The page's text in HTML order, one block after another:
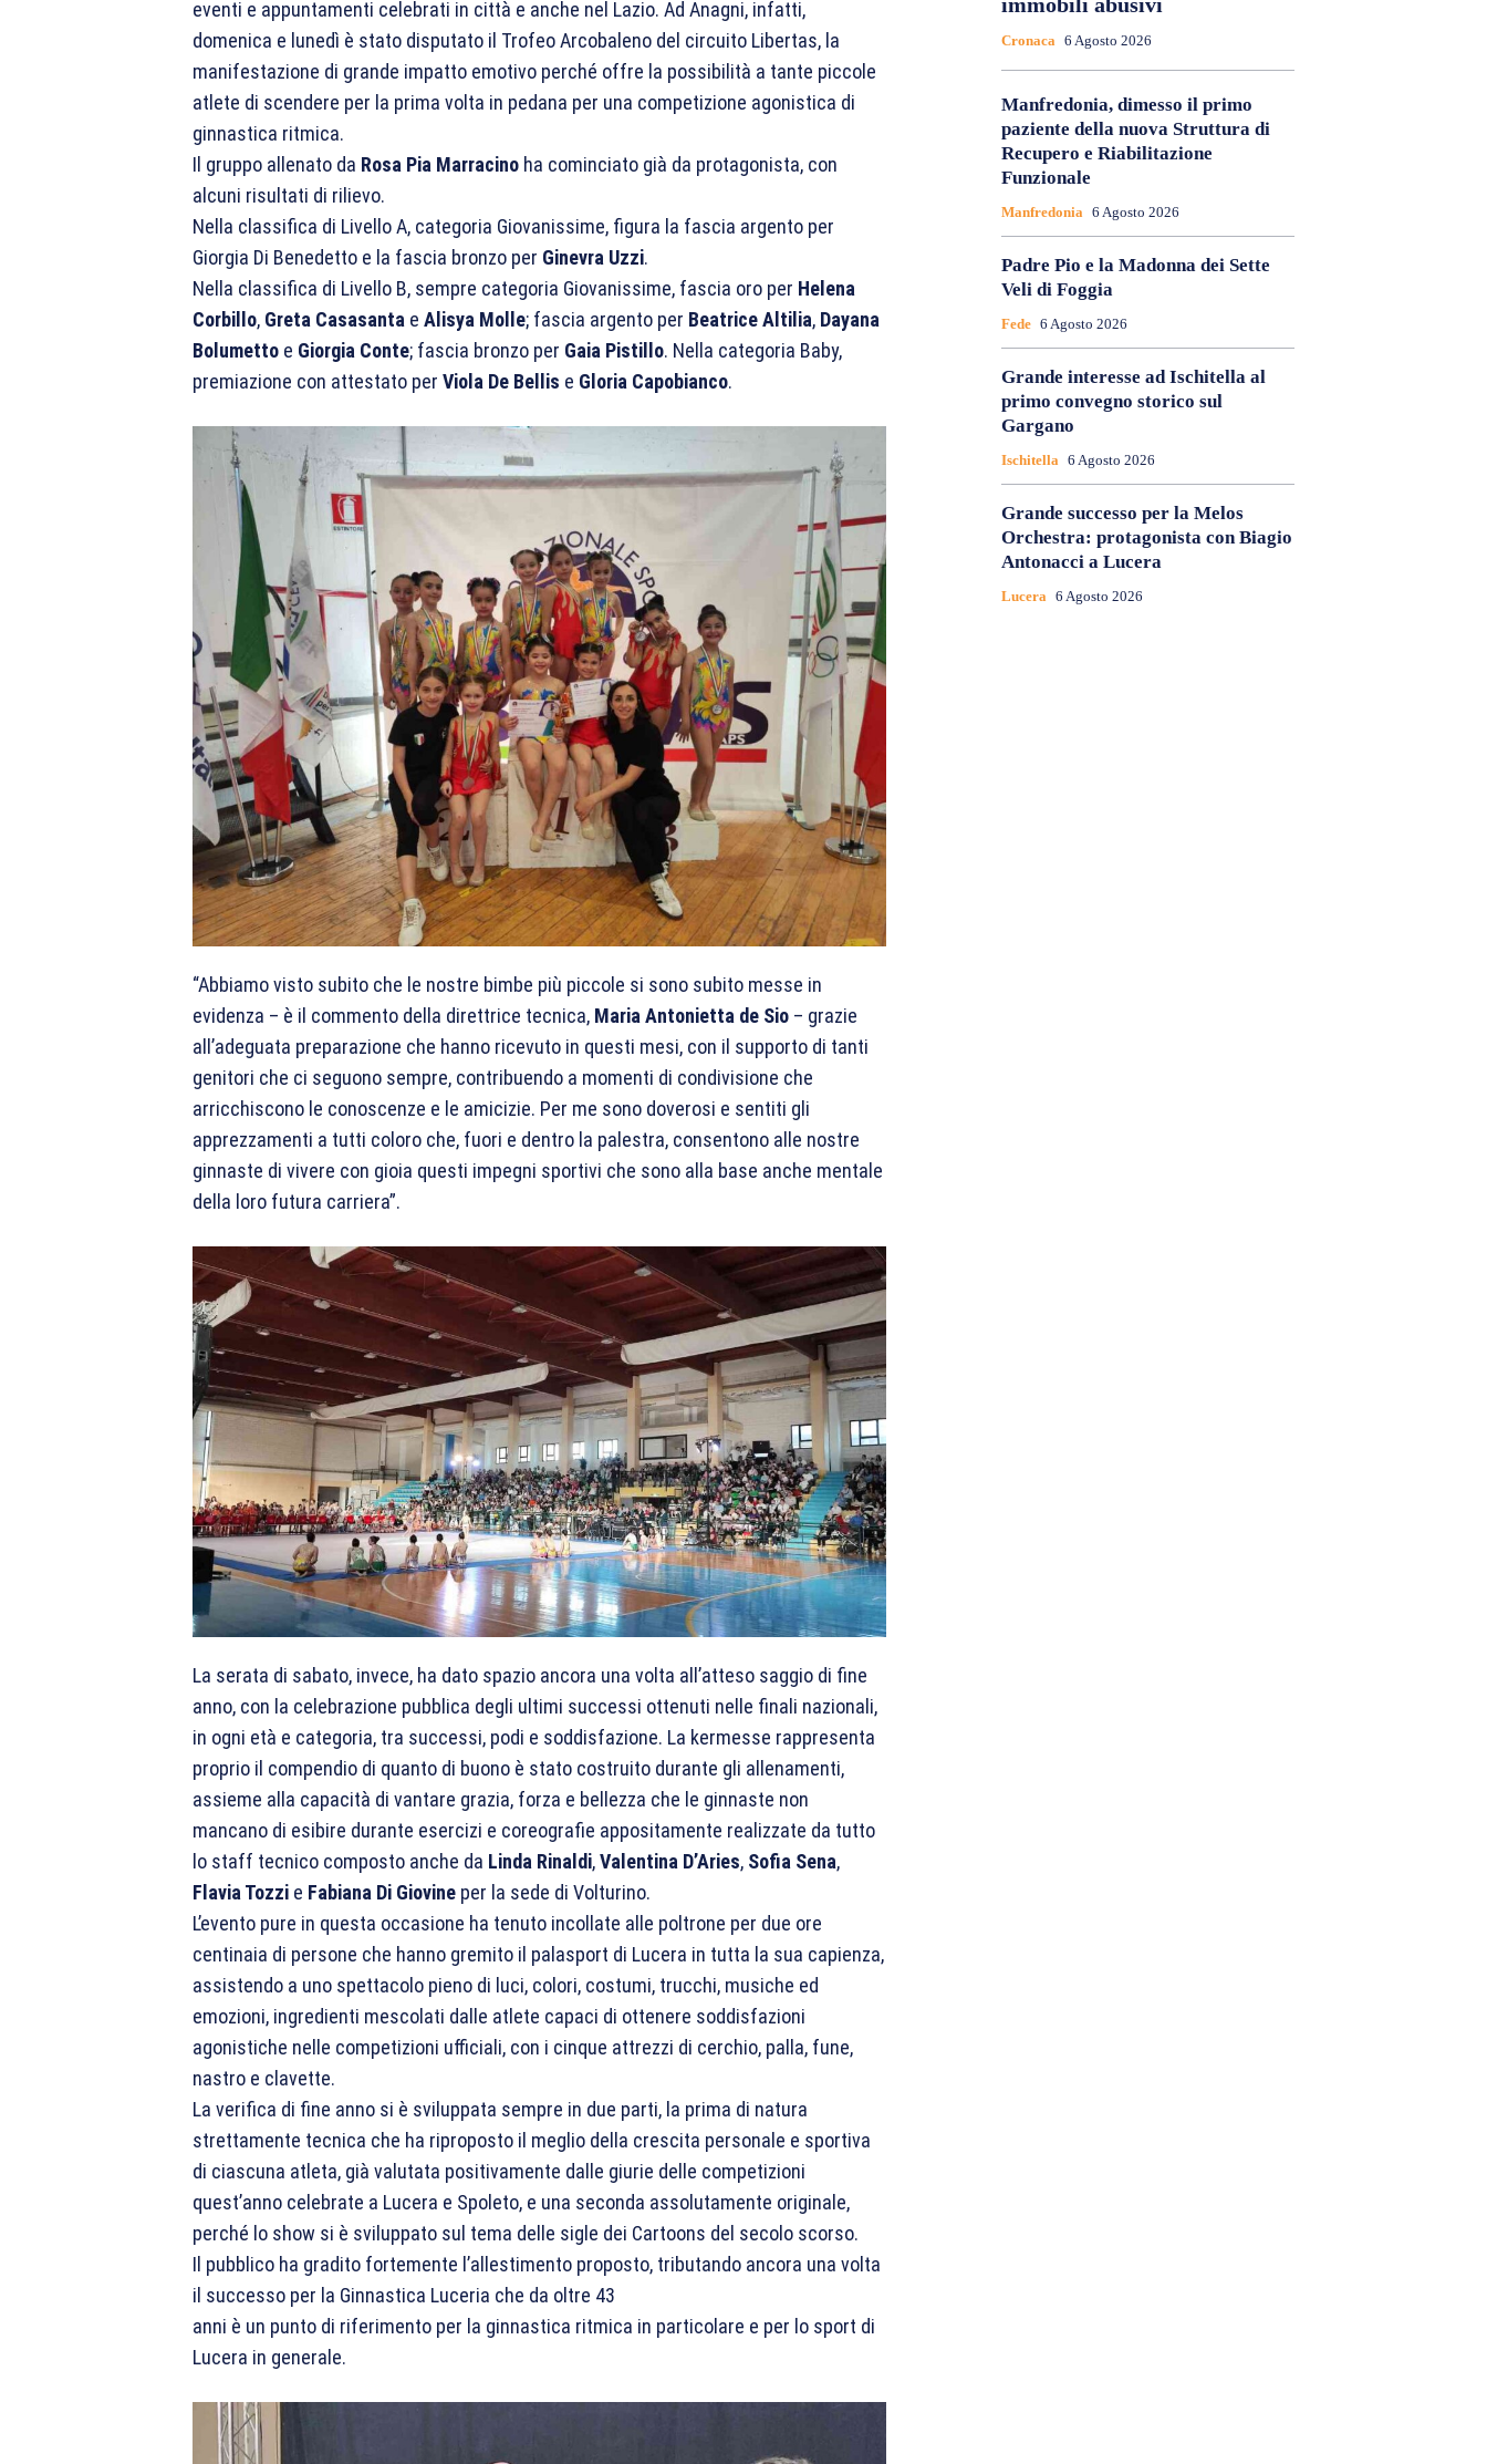
eventi e appuntamenti celebrati in città e anche nel Lazio. Ad Anagni, infatti,
domenica e lunedì è stato disputato il Trofeo Arcobaleno del circuito Libertas, la
manifestazione di grande impatto emotivo perché offre la possibilità a tante piccole
atlete di scendere per la prima volta in pedana per una competizione agonistica di
ginnastica ritmica.
Il gruppo allenato da Rosa Pia Marracino ha cominciato già da protagonista, con
alcuni risultati di rilievo.
Nella classifica di Livello A, categoria Giovanissime, figura la fascia argento per
Giorgia Di Benedetto e la fascia bronzo per Ginevra Uzzi.
Nella classifica di Livello B, sempre categoria Giovanissime, fascia oro per Helena
Corbillo, Greta Casasanta e Alisya Molle; fascia argento per Beatrice Altilia, Dayana
Bolumetto e Giorgia Conte; fascia bronzo per Gaia Pistillo. Nella categoria Baby,
premiazione con attestato per Viola De Bellis e Gloria Capobianco.
“Abbiamo visto subito che le nostre bimbe più piccole si sono subito messe in
evidenza – è il commento della direttrice tecnica, Maria Antonietta de Sio – grazie
all’adeguata preparazione che hanno ricevuto in questi mesi, con il supporto di tanti
genitori che ci seguono sempre, contribuendo a momenti di condivisione che
arricchiscono le conoscenze e le amicizie. Per me sono doverosi e sentiti gli
apprezzamenti a tutti coloro che, fuori e dentro la palestra, consentono alle nostre
ginnaste di vivere con gioia questi impegni sportivi che sono alla base anche mentale
della loro futura carriera”.
La serata di sabato, invece, ha dato spazio ancora una volta all’atteso saggio di fine
anno, con la celebrazione pubblica degli ultimi successi ottenuti nelle finali nazionali,
in ogni età e categoria, tra successi, podi e soddisfazione. La kermesse rappresenta
proprio il compendio di quanto di buono è stato costruito durante gli allenamenti,
assieme alla capacità di vantare grazia, forza e bellezza che le ginnaste non
mancano di esibire durante esercizi e coreografie appositamente realizzate da tutto
lo staff tecnico composto anche da Linda Rinaldi,Valentina D’Aries, Sofia Sena,
Flavia Tozzi e Fabiana Di Giovine per la sede di Volturino.
L’evento pure in questa occasione ha tenuto incollate alle poltrone per due ore
centinaia di persone che hanno gremito il palasport di Lucera in tutta la sua capienza,
assistendo a uno spettacolo pieno di luci, colori, costumi, trucchi, musiche ed
emozioni, ingredienti mescolati dalle atlete capaci di ottenere soddisfazioni
agonistiche nelle competizioni ufficiali, con i cinque attrezzi di cerchio, palla, fune,
nastro e clavette.
La verifica di fine anno si è sviluppata sempre in due parti, la prima di natura
strettamente tecnica che ha riproposto il meglio della crescita personale e sportiva
di ciascuna atleta, già valutata positivamente dalle giurie delle competizioni
quest’anno celebrate a Lucera e Spoleto, e una seconda assolutamente originale,
perché lo show si è sviluppato sul tema delle sigle dei Cartoons del secolo scorso.
Il pubblico ha gradito fortemente l’allestimento proposto, tributando ancora una volta
il successo per la Ginnastica Luceria che da oltre 43
anni è un punto di riferimento per la ginnastica ritmica in particolare e per lo sport di
Lucera in generale.
Cronaca 6 Agosto 2026
Manfredonia, dimesso il primo
paziente della nuova Struttura di
Recupero e Riabilitazione
Funzionale
Manfredonia 6 Agosto 2026
Padre Pio e la Madonna dei Sette
Veli di Foggia
Fede 6 Agosto 2026
Grande interesse ad Ischitella al
primo convegno storico sul
Gargano
Ischitella 6 Agosto 2026
Grande successo per la Melos
Orchestra: protagonista con Biagio
Antonacci a Lucera
Lucera 6 Agosto 2026